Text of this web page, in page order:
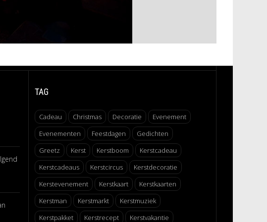
TAG
Cadeau Christmas Decoratie
Evenement
Evenementen
Feestdagen
Gedichten
Greetz
Kerst Kerstboom
Kerstcadeau
Kerstcadeaus
Kerstcircus
Kerstdecoratie
Kerstevenement
Kerstkaart
Kerstkaarten
Kerstman
Kerstmarkt
Kerstmuziek
Kerstpakket
Kerstrecept Kerstvakantie